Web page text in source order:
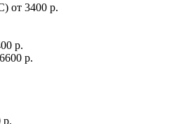
от 3400 р.
р.
6600 р.
р.